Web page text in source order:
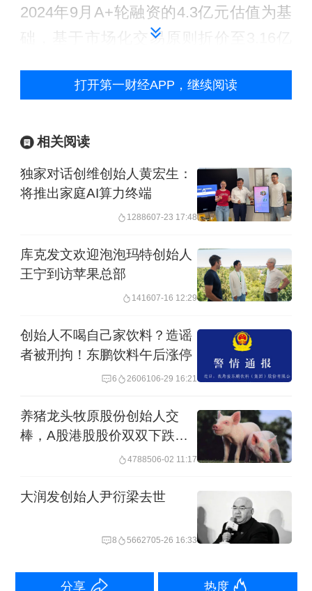
2024年9月A+轮融资的4.3亿元估值为基
础，基于市场化交易原则折价至3.16亿
两家员工持股平台，以及多家投资机
收购采取差异化定价方案。
其中，孙滇几乎0对价退出。孙滇直接持
有的21.8%股权，以及通过员工持股平
台珠海鑫儒熤间接持有的6.05%股权，
对价均为0元，仅通过珠海鑫腾翡持有的
32.71%股权，获得了112万元的对价。
而创投机构则分走了3.15亿元。如深圳
持9.13%股权，收购对价为8000万元，
广州华芯盛景创业投资中心所持10.83%
伙伴二期创业投资合伙企业、杭州鋆昊
臻芯股权投资合伙企业名下2.89%、
打开第一财经APP，继续阅读
相关阅读
独家对话创维创始人黄宏生：
将推出家庭AI算力终端
1288607-23 17:48
库克发文欢迎泡泡玛特创始人
王宁到访苹果总部
141607-16 12:29
创始人不喝自己家饮料？造谣
者被刑拘！东鹏饮料午后涨停
6 2606106-29 16:21
养猪龙头牧原股份创始人交
棒，A股港股股价双双下跌，
4788506-02 11:17
大润发创始人尹衍梁去世
8 5662705-26 16:33
分享 热度